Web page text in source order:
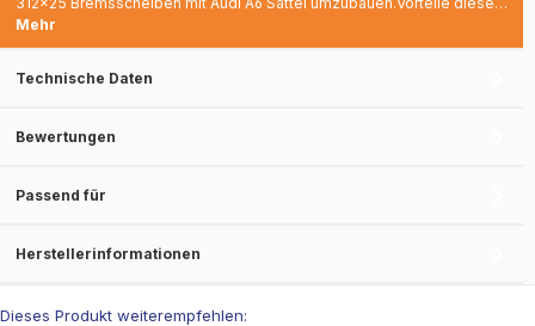
Mehr
Technische Daten
Bewertungen
Passend für
Herstellerinformationen
Dieses Produkt weiterempfehlen: